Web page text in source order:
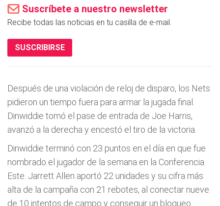
Suscríbete a nuestro newsletter
Recibe todas las noticias en tu casilla de e-mail.
SUSCRIBIRSE
Después de una violación de reloj de disparo, los Nets
pidieron un tiempo fuera para armar la jugada final.
Dinwiddie tomó el pase de entrada de Joe Harris,
avanzó a la derecha y encestó el tiro de la victoria.
Dinwiddie terminó con 23 puntos en el día en que fue
nombrado el jugador de la semana en la Conferencia
Este. Jarrett Allen aportó 22 unidades y su cifra más
alta de la campaña con 21 rebotes, al conectar nueve
de 10 intentos de campo y conseguir un bloqueo